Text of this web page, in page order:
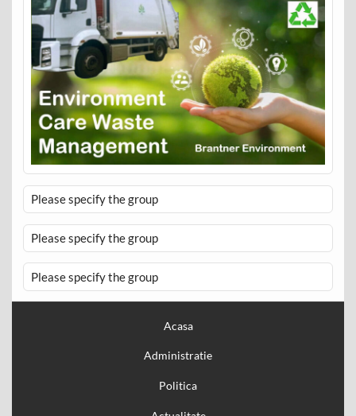
Please specify the group
Please specify the group
Please specify the group
Acasa
Administratie
Politica